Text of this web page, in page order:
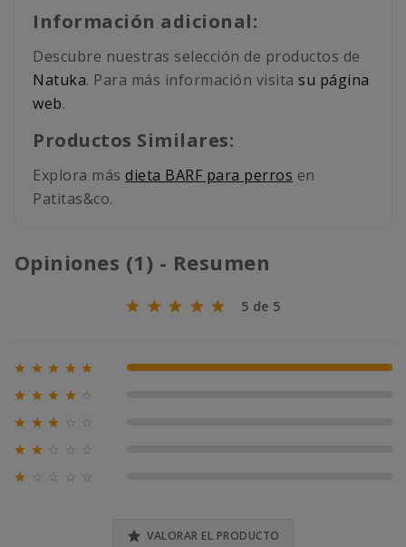
Información adicional:
Descubre nuestras selección de productos de
Natuka. Para más información visita su página
web.
Productos Similares:
Explora más dieta BARF para perros en
Patitas&co.
Opiniones (1) - Resumen
5 de 5
     100% (1)
   
  
 

 VALORAR EL PRODUCTO